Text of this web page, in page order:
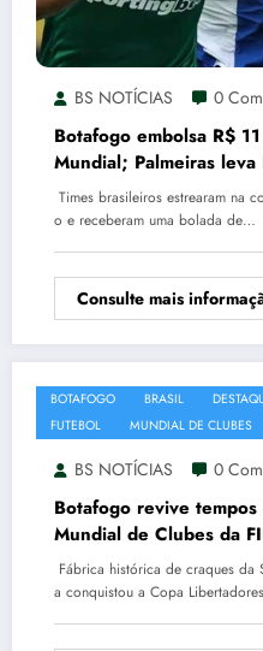
BS NOTÍCIAS 0
Botafogo embolsa R$
Mundial; Palmeiras
Times brasileiros estrearam na
o e receberam uma bolada de…
Consulte mais
BOTAFOGO BRASIL
FUTEBOL
MUNDIAL DE CLUBES
BS NOTÍCIAS 0
Botafogo revive
Mundial de Clubes da
Fábrica histórica de craques
a conquistou a Copa